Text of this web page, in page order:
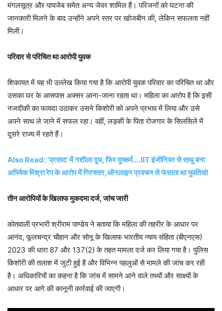
मंगलसूत्र और पायजेब समेत अन्य जेवर शामिल हैं। परिजनों को घटना की
जानकारी मिलने के बाद उन्होंने अपने स्तर पर खोजबीन की, लेकिन सफलता नहीं
मिली।
परिवार से परिचित था आरोपी युवक
शिकायत में यह भी उल्लेख किया गया है कि आरोपी युवक परिवार का परिचित था और
उसका घर के आसपास अक्सर आना-जाना रहता था। महिला का आरोप है कि इसी
नजदीकी का फायदा उठाकर उसने किशोरी को अपने प्रभाव में लिया और उसे
अपने साथ ले जाने में सफल रहा। वहीं, लड़की के पिता रोजगार के सिलसिले में
दूसरे राज्य में रहते हैं।
Also Read: ‘प्रसाद’ में नशीला दूध, फिर दुष्कर्म….IIT इंजीनियर से साधु बना
अभिषेक मिश्रा रेप के आरोप में गिरफ्तार,ऑनलाइन प्रवचन से फंसाता था युवतियां!
तीन आरोपियों के खिलाफ मुकदमा दर्ज, जांच जारी
कोतवाली प्रभारी श्रीराम पाण्डेय ने बताया कि महिला की तहरीर के आधार पर
आनंद, फूलचन्द्र चौहान और सोनू के खिलाफ भारतीय न्याय संहिता (बीएनएस)
2023 की धारा 87 और 137(2) के तहत मामला दर्ज कर लिया गया है। पुलिस
किशोरी की तलाश में जुटी हुई है और विभिन्न पहलुओं से मामले की जांच कर रही
है। अधिकारियों का कहना है कि जांच में सामने आने वाले तथ्यों और साक्ष्यों के
आधार पर आगे की कानूनी कार्रवाई की जाएगी।